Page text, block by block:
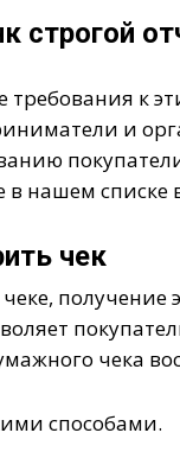
строгой
к
и
нашем списке
чек
получение
чека
способами.